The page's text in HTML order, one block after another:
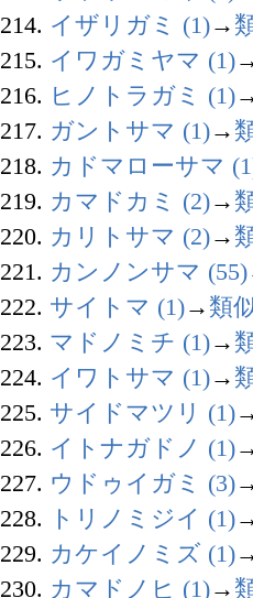
214. イザリガミ (1)→
215. イワガミヤマ (1)
216. ヒノトラガミ (1)
217. ガントサマ (1)→
218. カドマローサマ
219. カマドカミ (2)→
220. カリトサマ (2)→
221. カンノンサマ (55)
222. サイトマ (1)→ 類
223. マドノミチ (1)→
224. イワトサマ (1)→
225. サイドマツリ (1)
226. イトナガドノ (1)
227. ウドゥイガミ (3)
228.
トリノミジイ (1)
229. カケイノミズ (1)
230. カマドノヒ (1)→